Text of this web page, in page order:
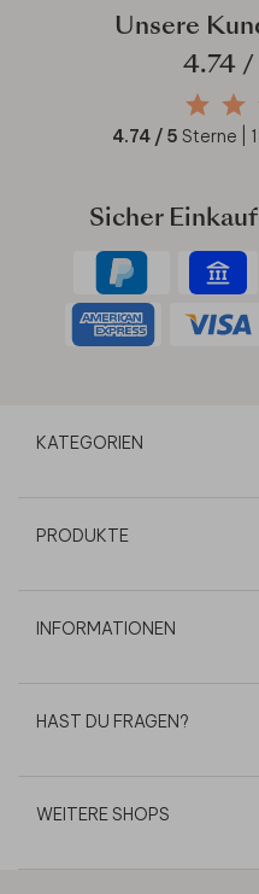
Unsere
4.74/
4.74 / 5 Sterne |
Sicher
KATEGORIEN
PRODUKTE
INFORMATIONEN
HAST DU FRAGEN?
WEITERE SHOPS